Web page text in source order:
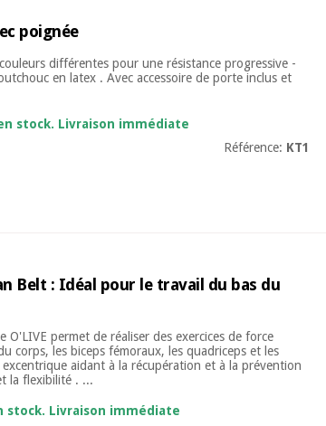
poignée
différentes pour une résistance progressive -
en latex . Avec accessoire de porte inclus et
stock. Livraison immédiate
Référence: KT1
Belt : Idéal pour le travail du bas du
O'LIVE permet de réaliser des exercices de force
corps, les biceps fémoraux, les quadriceps et les
aidant à la récupération et à la prévention
la flexibilité . ...
stock. Livraison immédiate